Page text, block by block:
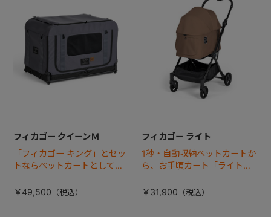
フィカゴー クイーンＭ
「フィカゴー キング」とセッ
トならペットカートとしても
使える、耐荷重50㎏の大型犬
向けケージが登場！
￥49,500
フィカゴー ライト
1秒・自動収納ペットカートか
ら、お手頃カート「ライト」
が登場！
￥31,900